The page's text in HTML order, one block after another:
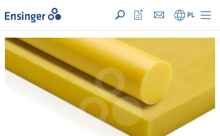
TWOJE ZAPYTANIE ({{productCount}} produkty)
OTWÓRZ
Strona
główna
PL
Otwórz
listę
ulubionych